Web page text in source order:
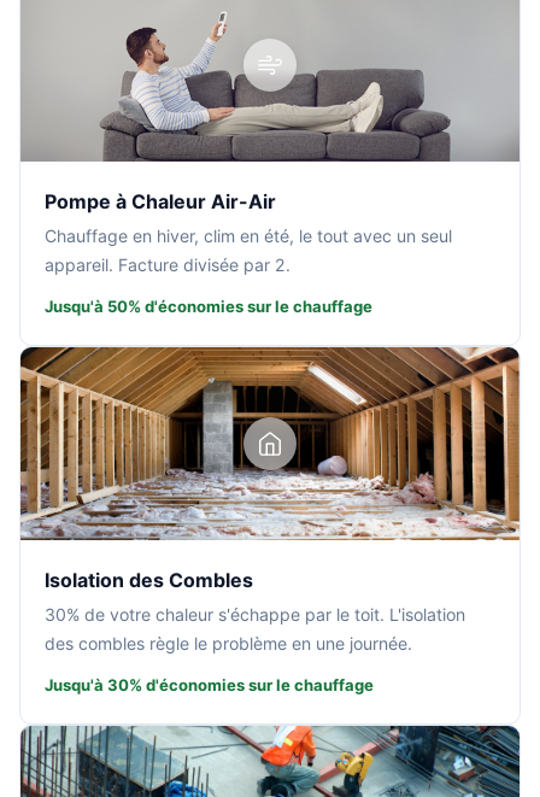
Pompe à Chaleur Air-Air
Chauffage en hiver, clim en été, le tout avec un seul
appareil. Facture divisée par 2.
Jusqu'à 50% d'économies sur le chauffage
Isolation des Combles
30% de votre chaleur s'échappe par le toit. L'isolation
des combles règle le problème en une journée.
Jusqu'à 30% d'économies sur le chauffage